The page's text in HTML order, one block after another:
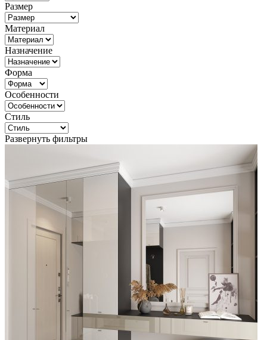
Размер
Материал
Назначение
Форма
Особенности
Стиль
Развернуть фильтры